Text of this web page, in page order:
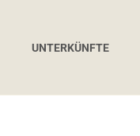
UNTERKÜNFTE